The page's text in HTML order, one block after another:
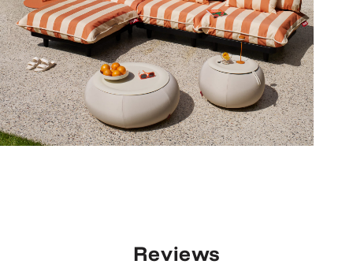
Reviews